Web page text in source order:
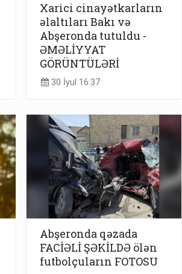
Xarici cinayətkarların
əlaltıları Bakı və
Abşeronda tutuldu -
ƏMƏLİYYAT
GÖRÜNTÜLƏRİ
30 İyul 16:37
Abşeronda qəzada
FACİƏLİ ŞƏKİLDƏ ölən
futbolçuların FOTOSU